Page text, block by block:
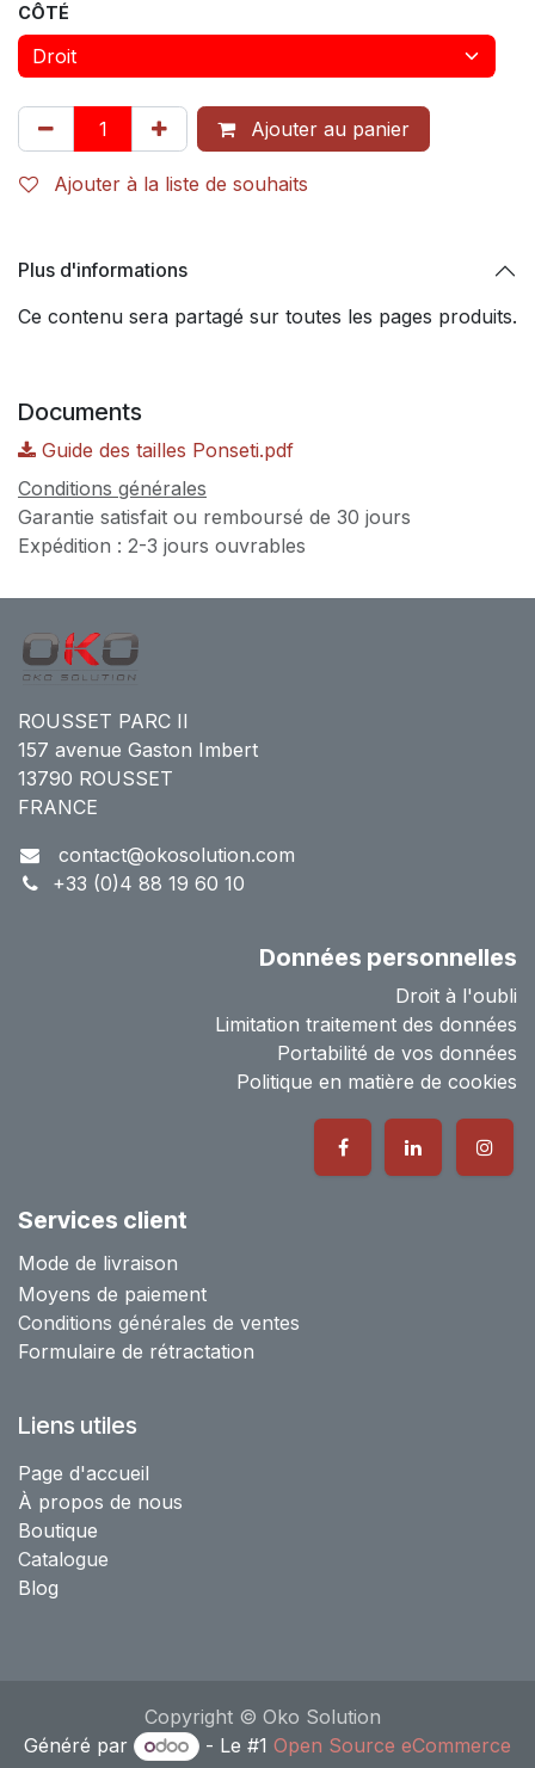
CÔTÉ
Ajouter au panier
Ajouter à la liste de souhaits
Plus d'informations
Ce contenu sera partagé sur toutes les pages produits.
Documents
Guide des tailles Ponseti.pdf
Conditions générales
Garantie satisfait ou remboursé de 30 jours
Expédition : 2-3 jours ouvrables
ROUSSET PARC II
157 avenue Gaston Imbert
13790 ROUSSET
FRANCE
contact@okosolution.com
+33 (0)4 88 19 60 10
Données personnelles
Droit à l'oubli
Limitation traitement des données
Portabilité de vos données
Politique en matière de cookies
Services client
Mode de livraison
Moyens de paiement
Conditions générales de ventes
Formulaire de rétractation
Liens utiles
Page d'accueil
À propos de nous
Boutique
Catalogue
Blog
Copyright © Oko Solution
Généré par
- Le #1 Open Source eCommerce